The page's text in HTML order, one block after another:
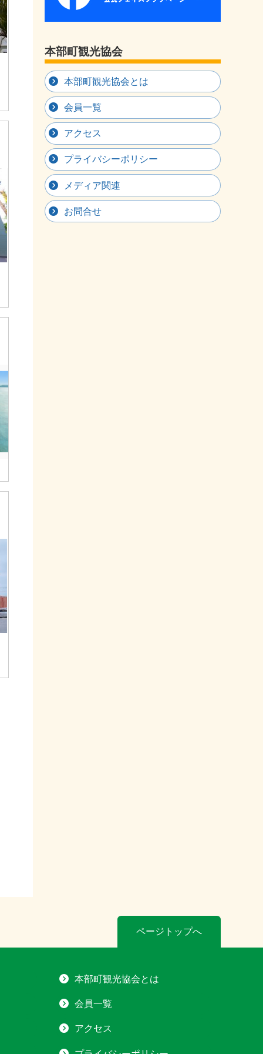
本部町観光協会
本部町観光協会とは
会員一覧
アクセス
プライバシーポリシー
メディア関連
お問合せ
ページトップへ
本部町観光協会とは
会員一覧
アクセス